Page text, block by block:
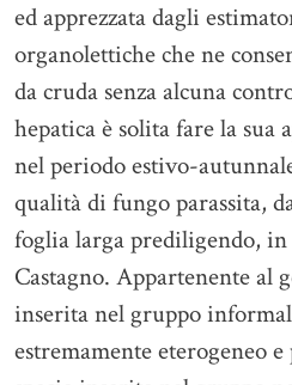
ed apprezzata dagli
organolettiche che ne
da cruda senza alcuna
hepatica è solita fare la sua
nel periodo estivo-
qualità di fungo parassita,
foglia larga prediligendo,
Castagno. Appartenente al
inserita nel gruppo
estremamente eterogeneo